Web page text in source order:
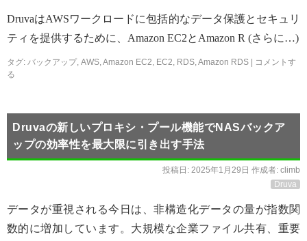
DruvaはAWSワークロードに包括的なデータ保護とセキュリ
ティを提供するために、Amazon EC2とAmazon R (さらに…)
タグ: バックアップ, AWS,Amazon EC2, EC2, RDS,Amazon RDS
コメントす
る
Druvaの新しいプロキシ・プール機能でNASバックア
ップの効率性を最大限に引き出す手法
投稿日: 2025年1月29日 作成者: climb
Druva
データが重視される今日は、非構造化データの量が指数関
数的に増加しています。大規模な企業ファイル共有、重要